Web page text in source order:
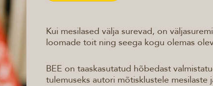
Kui mesilased välja surevad, on
loomade toit ning seega kogu olemas
BEE on taaskasutatud hõbedast
tulemuseks autori mõtisklustele mesilaste